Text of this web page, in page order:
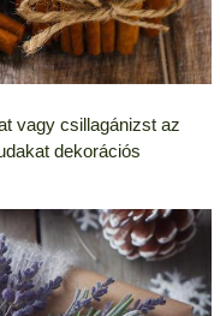
vagy csillagánizst az
dekorációs